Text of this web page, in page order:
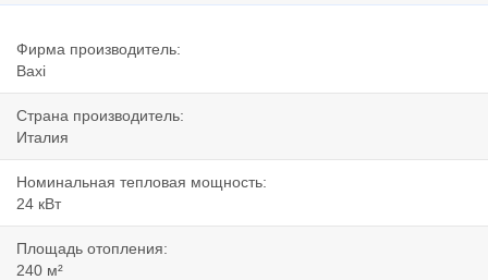
Фирма производитель:
Baxi
Страна производитель:
Италия
Номинальная тепловая мощность:
24 кВт
Площадь отопления:
240 м²